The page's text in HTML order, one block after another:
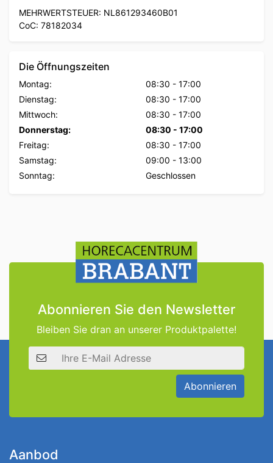
MEHRWERTSTEUER: NL861293460B01
CoC: 78182034
Die Öffnungszeiten
Montag: 08:30 - 17:00
Dienstag:
08:30 - 17:00
Mittwoch:
08:30 - 17:00
Donnerstag:
08:30 - 17:00
Freitag:
08:30 - 17:00
Samstag:
09:00 - 13:00
Sonntag:
Geschlossen
Abonnieren Sie den Newsletter
Bleiben Sie dran an unserer Produktpalette!
E-Mail Adresse
Abonnieren
Aanbod